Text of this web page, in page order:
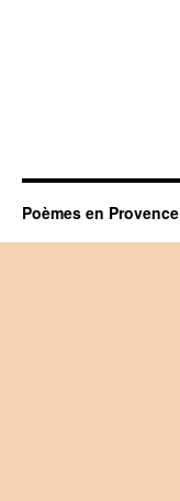
Poèmes en Provence